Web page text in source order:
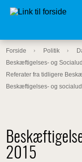
Forside Politik
Beskæftigelses- og
Referater fra tidligere
Beskæftigelses- og
2015